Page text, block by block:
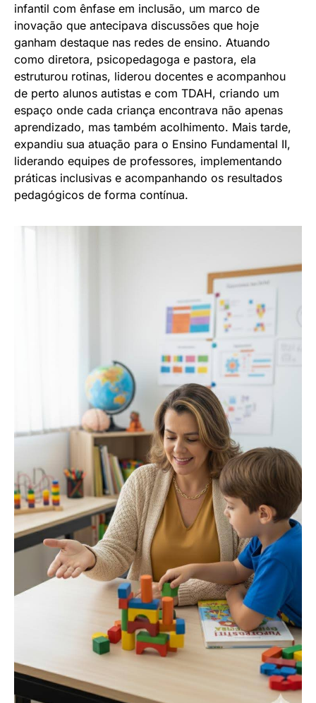
infantil com ênfase em inclusão, um marco de
inovação que antecipava discussões que hoje
ganham destaque nas redes de ensino. Atuando
como diretora, psicopedagoga e pastora, ela
estruturou rotinas, liderou docentes e acompanhou
de perto alunos autistas e com TDAH, criando um
espaço onde cada criança encontrava não apenas
aprendizado, mas também acolhimento. Mais tarde,
expandiu sua atuação para o Ensino Fundamental II,
liderando equipes de professores, implementando
práticas inclusivas e acompanhando os resultados
pedagógicos de forma contínua.